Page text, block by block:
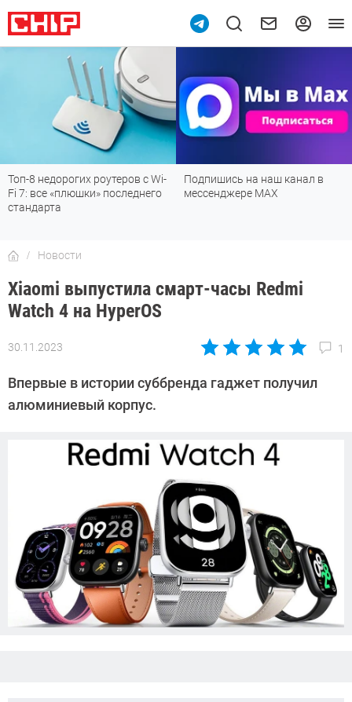
Топ-8 недорогих роутеров с Wi-
Fi 7: все «плюшки» последнего
стандарта
Подпишись на наш канал в
мессенджере МАХ
Новости
Xiaomi выпустила смарт-часы Redmi
Watch 4 на HyperOS
30.11.2023 1
Автор:
Довлатова
Впервые в истории суббренда гаджет получил
алюминиевый корпус.